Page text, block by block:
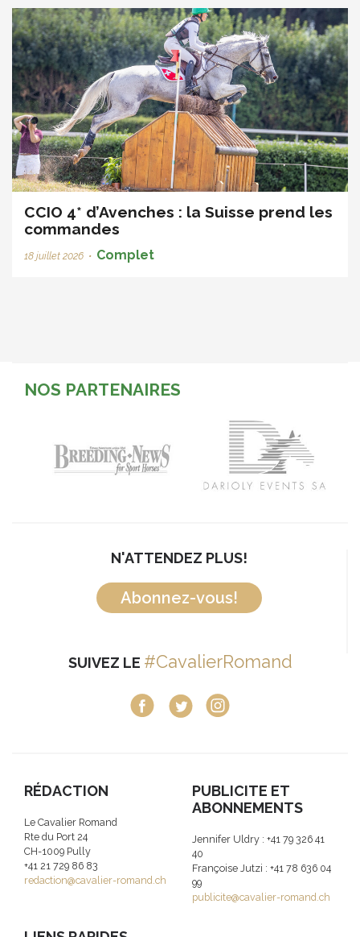
CCIO 4* d’Avenches : la Suisse prend les
commandes
18 juillet 2026 • Complet
NOS PARTENAIRES
N'ATTENDEZ PLUS!
Abonnez-vous!
SUIVEZ LE #CavalierRomand
RÉDACTION
Le Cavalier Romand
Rte du Port 24
CH-1009 Pully
+41 21 729 86 83
redaction@cavalier-romand.ch
PUBLICITE ET
ABONNEMENTS
Jennifer Uldry : +41 79 326 41
40
Françoise Jutzi : +41 78 636 04
99
publicite@cavalier-romand.ch